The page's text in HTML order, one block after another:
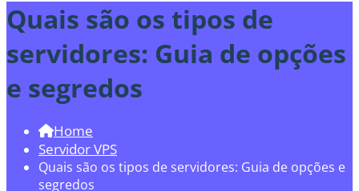
Quais são os tipos de
servidores: Guia de opções
e segredos
Home
Servidor VPS
Quais são os tipos de servidores: Guia de opções e
segredos